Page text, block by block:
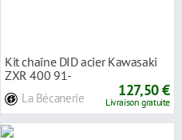
Kit chaîne DID acier Kawasaki
ZXR 400 91-
La Bécanerie 127,50 €
Livraison gratuite